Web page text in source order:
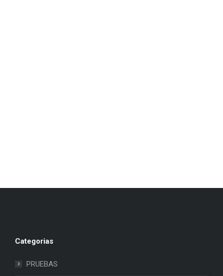
Categorias
PRUEBAS